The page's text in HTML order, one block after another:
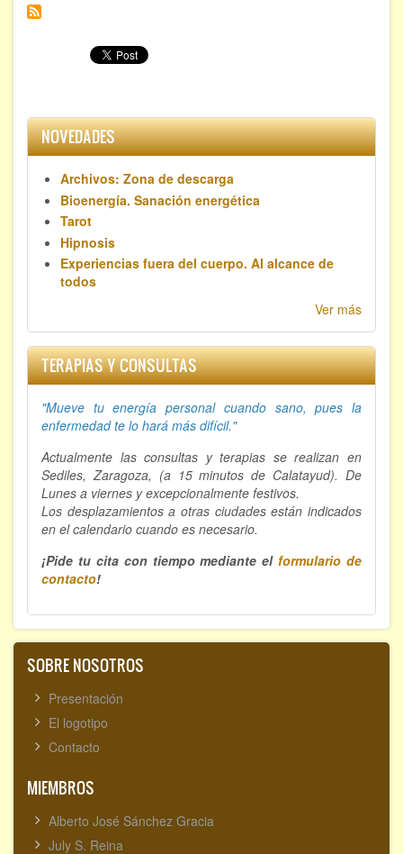
NOVEDADES
Archivos: Zona de descarga
Bioenergía. Sanación energética
Tarot
Hipnosis
Experiencias fuera del cuerpo. Al alcance de
todos
Ver más
TERAPIAS Y CONSULTAS
"Mueve tu energía personal cuando sano, pues la
enfermedad te lo hará más difícil."
Actualmente las consultas y terapias se realizan en
Sediles, Zaragoza, (a 15 minutos de Calatayud). De
Lunes a viernes y excepcionalmente festivos.
Los desplazamientos a otras ciudades están indicados
en el calendario cuando es necesario.
¡Pide tu cita con tiempo mediante el formulario de
contacto!
SOBRE NOSOTROS
Presentación
El logotipo
Contacto
MIEMBROS
Alberto José Sánchez Gracia
July S. Reina